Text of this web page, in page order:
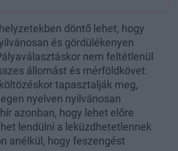
döntő lehet, hogy
és gördülékenyen
nem feltétlenül
állomást és mérföldkövet.
tapasztalják meg,
nyelven nyilvánosan
azonban, hogy lehet előre
lendülni a leküzdhetetlennek
anélkül, hogy feszengést